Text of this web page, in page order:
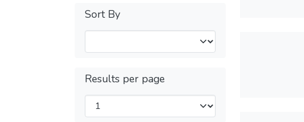
Sort By
Results per page